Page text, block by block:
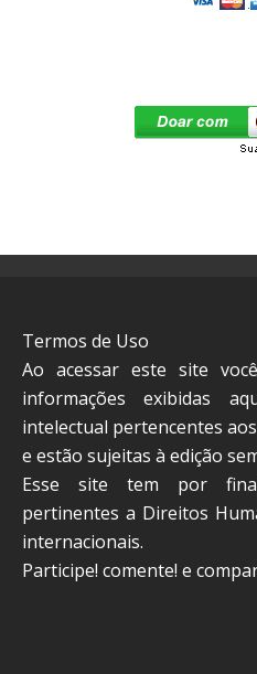
Termos de Uso
Ao acessar este site
informações exibidas
intelectual pertencentes
e estão sujeitas à edição
Esse site tem por
pertinentes a Direitos
internacionais.
Participe! comente! e